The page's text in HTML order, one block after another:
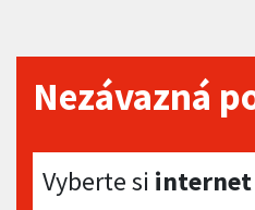
Nezávazná
Vyberte si internet
Vyberte si internet